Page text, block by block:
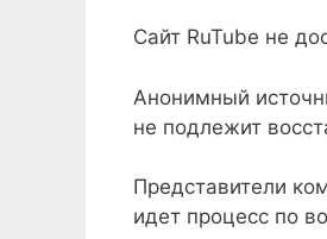
Сайт RuTube не
Анонимный
не подлежит
Представители
идет процесс по